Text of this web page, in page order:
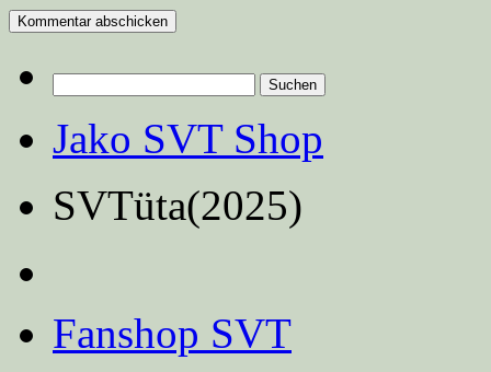
nach:
Jako SVT Shop
SVTüta(2025)
Fanshop SVT